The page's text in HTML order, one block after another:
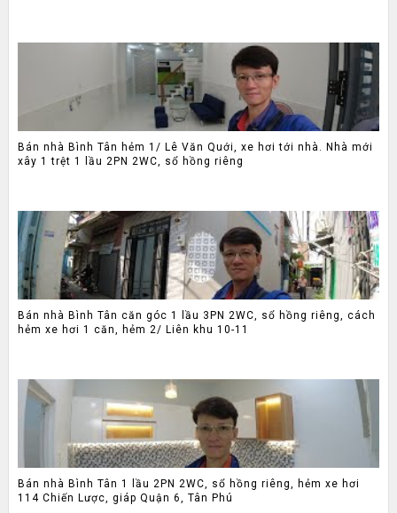
Bán nhà Bình Tân hẻm 1/ Lê Văn Quới, xe hơi tới nhà. Nhà mới
xây 1 trệt 1 lầu 2PN 2WC, sổ hồng riêng
Bán nhà Bình Tân căn góc 1 lầu 3PN 2WC, sổ hồng riêng, cách
hẻm xe hơi 1 căn, hẻm 2/ Liên khu 10-11
Bán nhà Bình Tân 1 lầu 2PN 2WC, sổ hồng riêng, hẻm xe hơi
114 Chiến Lược, giáp Quận 6, Tân Phú